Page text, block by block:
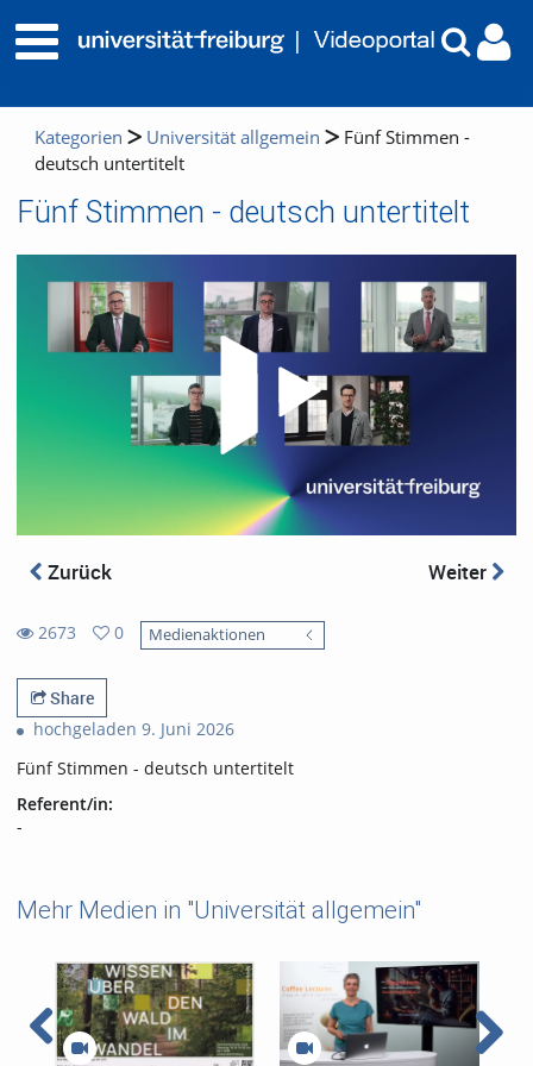
Kategorien Universität allgemein
Fünf Stimmen -
deutsch untertitelt
Fünf Stimmen - deutsch untertitelt
Zurück Weiter
2673
views
0
favorites
Medienaktionen
Share
hochgeladen 9. Juni 2026
Fünf Stimmen - deutsch untertitelt
Referent/in:
-
Mehr Medien in "Universität allgemein"